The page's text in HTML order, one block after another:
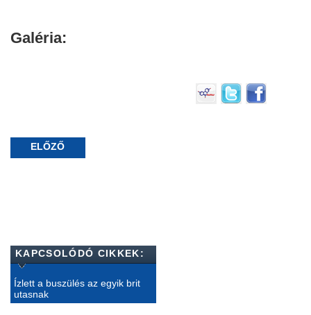
Galéria:
ELŐZŐ
KAPCSOLÓDÓ CIKKEK:
Ízlett a buszülés az egyik brit
utasnak